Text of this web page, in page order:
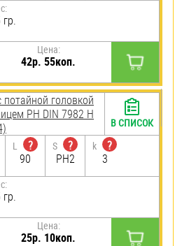
Цена:
42р. 55коп.
головкой
PH DIN 7982 H
L
?
90
S
?
PH2
k
?
3
Цена:
25р. 10коп.
В СПИСОК